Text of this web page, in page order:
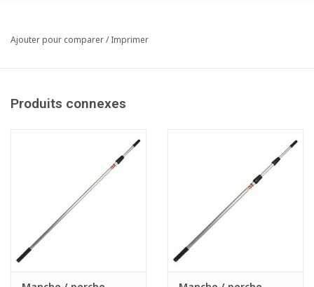
Ajouter pour comparer/Imprimer
Produits connexes